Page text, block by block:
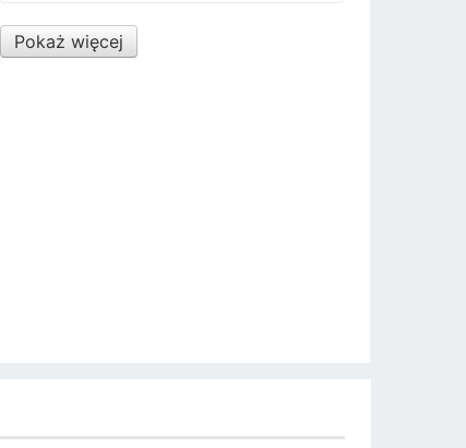
Pokaż więcej